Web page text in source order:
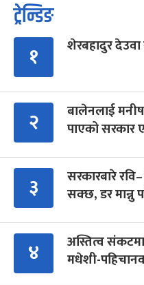
ट्रेन्डिङ
१ शेरबहादुर
२
बालेनलाई
पाएको सरकार
३
सरकारबारे
सक्छ, डर मान्नु
४
अस्तित्व संकटमा
मधेशी-